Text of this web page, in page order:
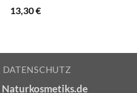
13,30€
DATENSCHUTZ
Naturkosmetiks.de